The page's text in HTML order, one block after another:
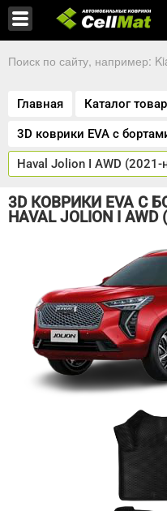
Главная Каталог
3D коврики EVA с
Haval Jolion I AWD (2021-
3D КОВРИКИ EVA С
HAVAL JOLION I